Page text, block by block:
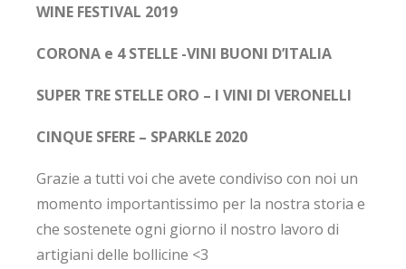
WINE FESTIVAL 2019
CORONA e 4 STELLE -VINI BUONI D’ITALIA
SUPER TRE STELLE ORO – I VINI DI VERONELLI
CINQUE SFERE – SPARKLE 2020
Grazie a tutti voi che avete condiviso con noi un
momento importantissimo per la nostra storia e
che sostenete ogni giorno il nostro lavoro di
artigiani delle bollicine <3